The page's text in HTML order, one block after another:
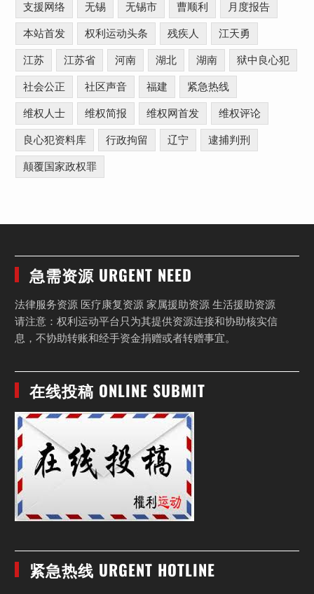
支援网络 无锡 无锡市 曹顺利 月度报告
本站首发 权利运动头条 残疾人 江天勇
江苏 江苏省 河南 湖北 湖南 狱中良心犯
社会公正 社区声音 福建 紧急热线
维权人士 维权简报 维权网首发 维权评论
良心犯资料库 行政拘留 辽宁 逮捕判刑
颠覆国家政权罪
急需资源 URGENT NEED
法律服务资源 医疗康复资源 家属援助资源 生活援助资源
请注意：权利运动平台只为其提供资源连接和协助核实信
息，不协助转账和经手资金捐赠或者转赠事宜。
在线投稿 ONLINE SUBMIT
紧急热线 URGENT HOTLINE